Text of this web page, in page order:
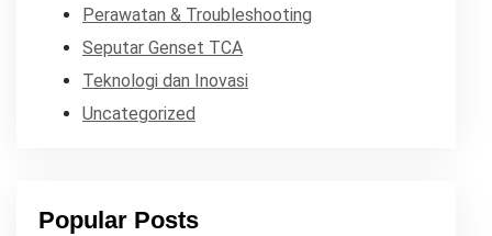
Perawatan & Troubleshooting
Seputar Genset TCA
Teknologi dan Inovasi
Uncategorized
Popular Posts